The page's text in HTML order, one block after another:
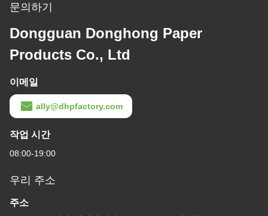
문의하기
Dongguan Donghong Paper
Products Co., Ltd
이메일
ally@dhpfactory.com
작업 시간
08:00-19:00
우리 주소
주소